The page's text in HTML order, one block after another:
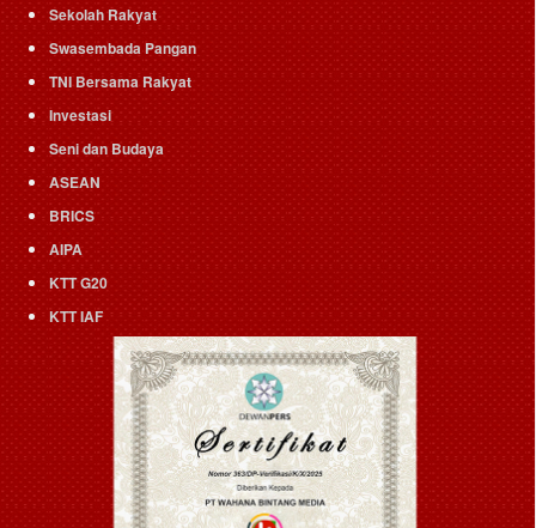
Sekolah Rakyat
Swasembada Pangan
TNI Bersama Rakyat
Investasi
Seni dan Budaya
ASEAN
BRICS
AIPA
KTT G20
KTT IAF